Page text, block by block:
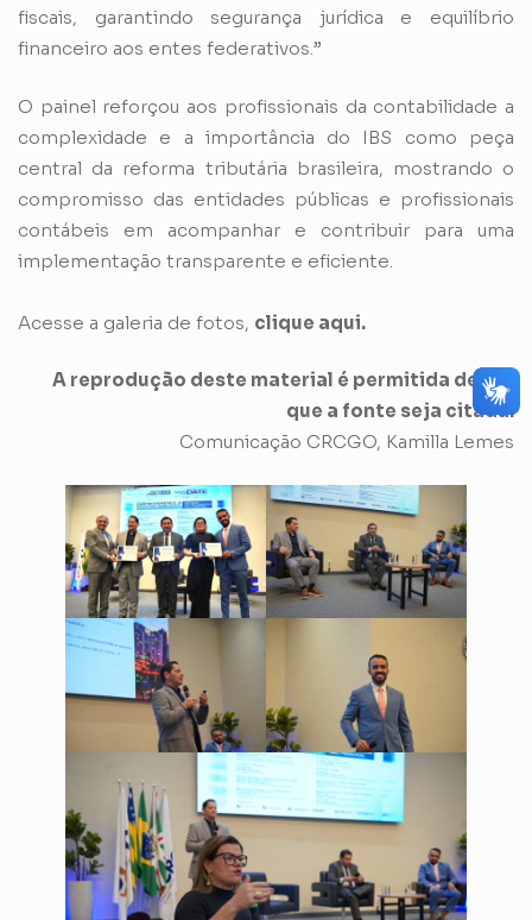
fiscais, garantindo segurança jurídica e equilíbrio
financeiro aos entes federativos.”
O painel reforçou aos profissionais da contabilidade a
complexidade e a importância do IBS como peça
central da reforma tributária brasileira, mostrando o
compromisso das entidades públicas e profissionais
contábeis em acompanhar e contribuir para uma
implementação transparente e eficiente.
Acesse a galeria de fotos, clique aqui.
A reprodução deste material é permitida desde
que a fonte seja citada.
Comunicação CRCGO, Kamilla Lemes